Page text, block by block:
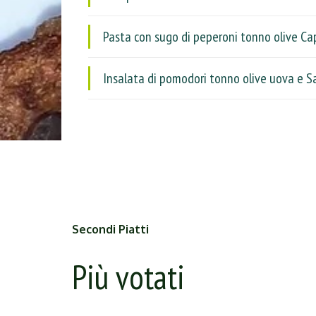
Pasta con sugo di peperoni tonno olive
Insalata di pomodori tonno olive uova e
Secondi Piatti
Più votati